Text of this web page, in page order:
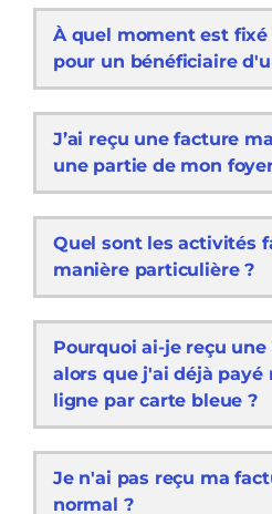
À quel moment est
pour un bénéficiaire
J’ai reçu une facture
une partie de mon
Quel sont les activités
manière particulière ?
Pourquoi ai-je reçu
alors que j'ai déjà payé
ligne par carte bleue ?
Je n'ai pas reçu ma
normal ?